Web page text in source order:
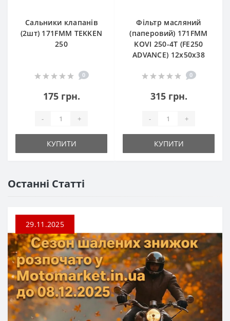
Сальники клапанів
(2шт) 171FMM TEKKEN
250
0
175 грн.
- +
КУПИТИ
Фільтр масляний
(паперовий) 171FMM
KOVI 250-4T (FE250
ADVANCE) 12х50х38
0
315 грн.
- +
КУПИТИ
Останні Статті
29.11.2025